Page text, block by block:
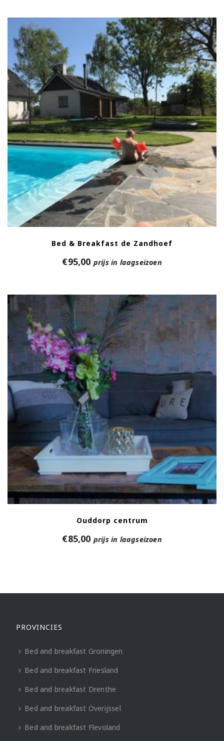
Bed & Breakfast de Zandhoef
€95,00 prijs in laagseizoen
Ouddorp centrum
€85,00 prijs in laagseizoen
PROVINCIES
Bed and breakfast Groningen
Bed and breakfast Friesland
Bed and breakfast Drenthe
Bed and breakfast Overijssel
Bed and breakfast Flevoland